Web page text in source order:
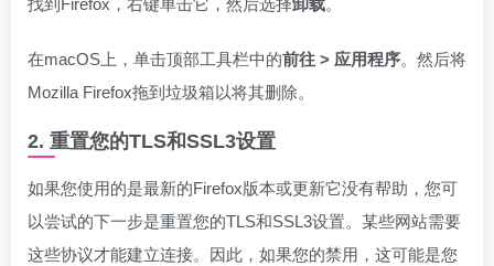
找到Firefox，右键单击它，然后选择卸载。
在macOS上，单击顶部工具栏中的前往 > 应用程序。然后将
Mozilla Firefox拖到垃圾箱以将其删除。
2. 重置您的TLS和SSL3设置
如果您使用的是最新的Firefox版本或更新它没有帮助，您可
以尝试的下一步是重置您的TLS和SSL3设置。某些网站需要
这些协议才能建立连接。因此，如果您的禁用，这可能是您